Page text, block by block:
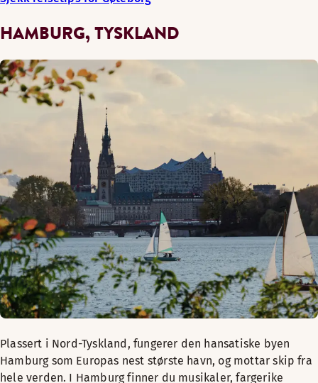
HAMBURG, TYSKLAND
Plassert i Nord-Tyskland, fungerer den hansatiske byen
Hamburg som Europas nest største havn, og mottar skip fra
hele verden. I Hamburg finner du musikaler, fargerike